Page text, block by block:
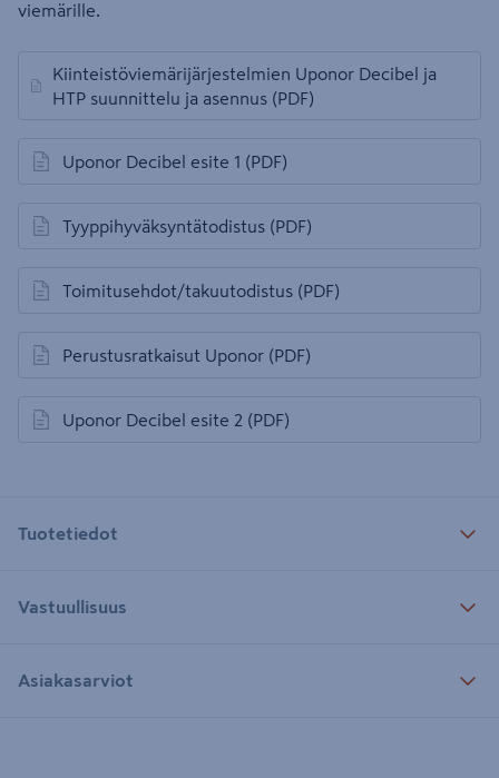
viemärille.
Kiinteistöviemärijärjestelmien Uponor Decibel ja
HTP suunnittelu ja asennus (PDF)
avautuu uuteen välilehteen
Uponor Decibel esite 1 (PDF)
avautuu uuteen välilehteen
Tyyppihyväksyntätodistus (PDF)
avautuu uuteen välilehteen
Toimitusehdot/takuutodistus (PDF)
avautuu uuteen välilehteen
Perustusratkaisut Uponor (PDF)
avautuu uuteen välilehteen
Uponor Decibel esite 2 (PDF)
avautuu uuteen välilehteen
Tuotetiedot
Vastuullisuus
Asiakasarviot